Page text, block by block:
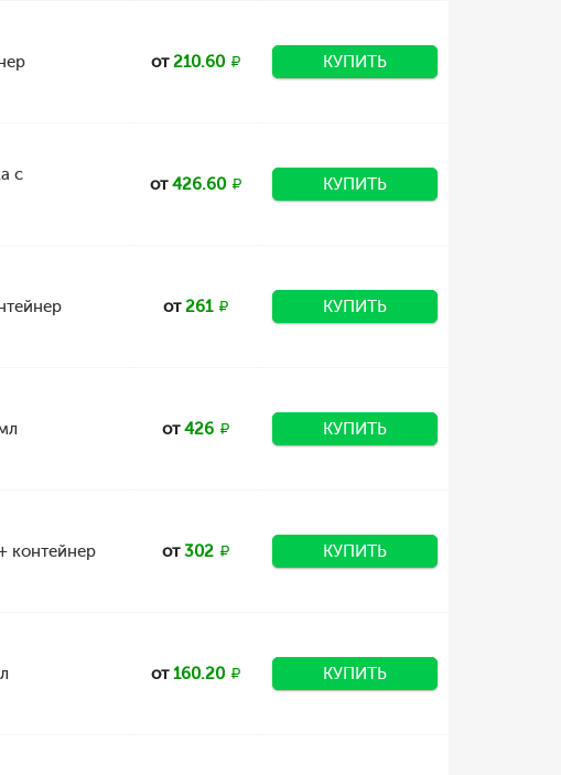
от210.60 КУПИТЬ
с
от426.60 КУПИТЬ
от261 КУПИТЬ
от426 КУПИТЬ
контейнер от302 КУПИТЬ
от160.20 КУПИТЬ